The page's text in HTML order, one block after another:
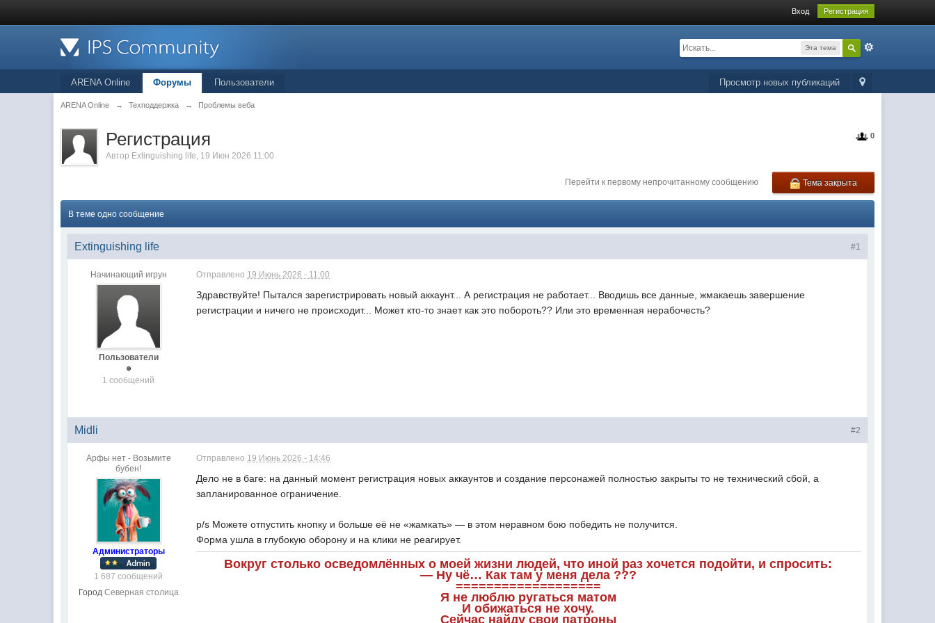
Вход Регистрация
Эта тема
Просмотр новых публикаций
ARENA Online Форумы Пользователи
ARENA Online → Техподдержка → Проблемы веба
0
Регистрация
Автор Extinguishing life, 19 Июн 2026 11:00
Тема закрыта
Перейти к первому непрочитанному сообщению
В теме одно сообщение
#1
Extinguishing life
Начинающий игрун
Пользователи
1 сообщений
Отправлено 19 Июнь 2026 - 11:00
Здравствуйте! Пытался зарегистрировать новый аккаунт... А регистрация не работает... Вводишь все данные, жмакаешь завершение
регистрации и ничего не происходит... Может кто-то знает как это побороть?? Или это временная нерабочесть?
#2
Midli
Арфы нет - Возьмите
бубен!
Администраторы
1 687 сообщений
Город Северная столица
Отправлено 19 Июнь 2026 - 14:46
Дело не в баге: на данный момент регистрация новых аккаунтов и создание персонажей полностью закрыты то не технический сбой, а
запланированное ограничение.
p/s Можете отпустить кнопку и больше её не «жамкать» — в этом неравном бою победить не получится.
Форма ушла в глубокую оборону и на клики не реагирует.
Вокруг столько осведомлённых о моей жизни людей, что иной раз хочется подойти, и спросить:
— Ну чё… Как там у меня дела ???
===================
Я не люблю ругаться матом
И обижаться не хочу.
Сейчас найду свои патроны